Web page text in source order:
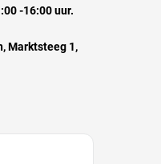
-16:00 uur.
Marktsteeg 1,